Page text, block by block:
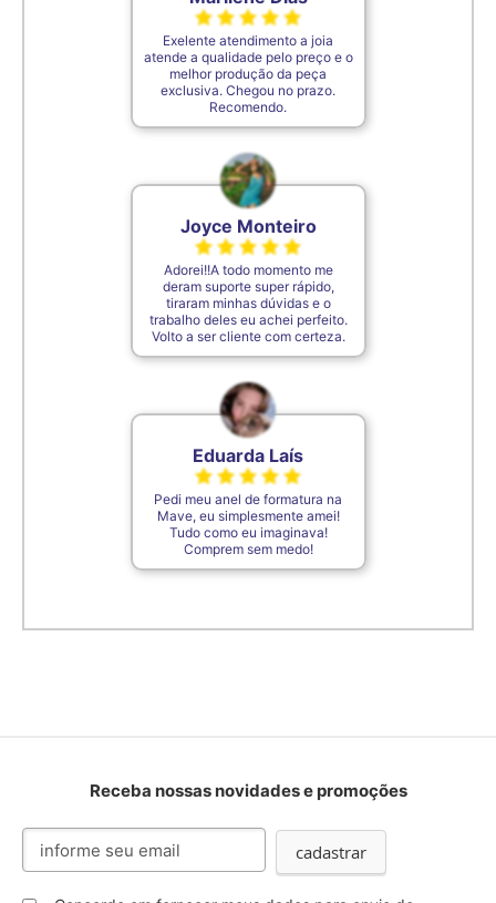
Exelente atendimento a joia
atende a qualidade pelo preço e o
melhor produção da peça
exclusiva. Chegou no prazo.
Recomendo.
Joyce Monteiro
Adorei!!A todo momento me
deram suporte super rápido,
tiraram minhas dúvidas e o
trabalho deles eu achei perfeito.
Volto a ser cliente com certeza.
Eduarda Laís
Pedi meu anel de formatura na
Mave, eu simplesmente amei!
Tudo como eu imaginava!
Comprem sem medo!
Receba nossas novidades e promoções
Inscreva-
cadastrar